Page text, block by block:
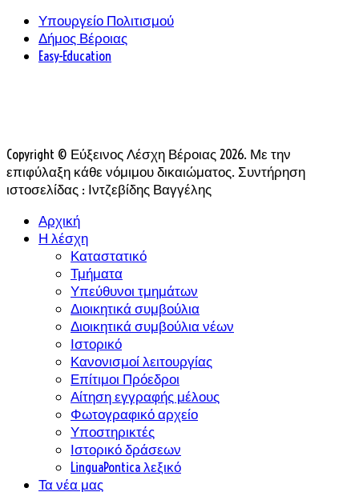
Υπουργείο Πολιτισμού
Δήμος Βέροιας
Easy-Education
Copyright © Εύξεινος Λέσχη Βέροιας 2026. Με την
επιφύλαξη κάθε νόμιμου δικαιώματος. Συντήρηση
ιστοσελίδας : Ιντζεβίδης Βαγγέλης
Αρχική
Η λέσχη
Καταστατικό
Τμήματα
Υπεύθυνοι τμημάτων
Διοικητικά συμβούλια
Διοικητικά συμβούλια νέων
Ιστορικό
Κανονισμοί λειτουργίας
Επίτιμοι Πρόεδροι
Αίτηση εγγραφής μέλους
Φωτογραφικό αρχείο
Υποστηρικτές
Ιστορικό δράσεων
LinguaPontica λεξικό
Τα νέα μας